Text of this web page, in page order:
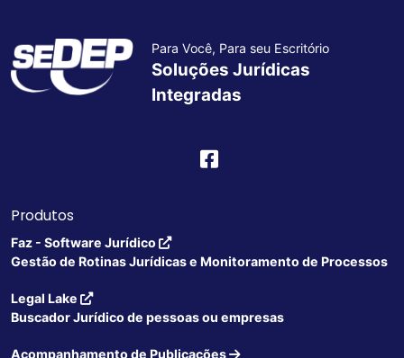
Para Você, Para seu Escritório
Soluções Jurídicas
Integradas
Produtos
Faz - Software Jurídico
Gestão de Rotinas Jurídicas e Monitoramento de Processos
Legal Lake
Buscador Jurídico de pessoas ou empresas
Acompanhamento de Publicações